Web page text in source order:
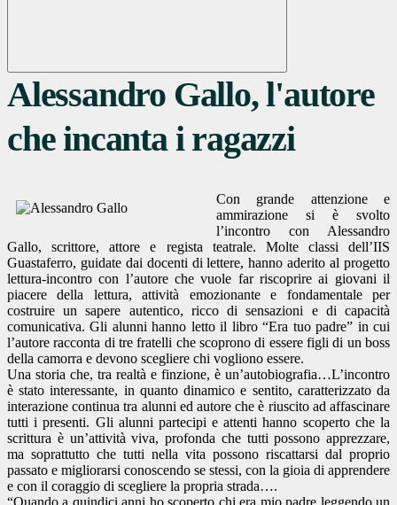
Alessandro Gallo, l'autore
che incanta i ragazzi
Con grande attenzione e
ammirazione si è svolto
l’incontro con Alessandro
Gallo, scrittore, attore e regista teatrale. Molte classi dell’IIS
Guastaferro, guidate dai docenti di lettere, hanno aderito al progetto
lettura-incontro con l’autore che vuole far riscoprire ai giovani il
piacere della lettura, attività emozionante e fondamentale per
costruire un sapere autentico, ricco di sensazioni e di capacità
comunicativa. Gli alunni hanno letto il libro “Era tuo padre” in cui
l’autore racconta di tre fratelli che scoprono di essere figli di un boss
della camorra e devono scegliere chi vogliono essere.
Una storia che, tra realtà e finzione, è un’autobiografia…L’incontro
è stato interessante, in quanto dinamico e sentito, caratterizzato da
interazione continua tra alunni ed autore che è riuscito ad affascinare
tutti i presenti. Gli alunni partecipi e attenti hanno scoperto che la
scrittura è un’attività viva, profonda che tutti possono apprezzare,
ma soprattutto che tutti nella vita possono riscattarsi dal proprio
passato e migliorarsi conoscendo se stessi, con la gioia di apprendere
e con il coraggio di scegliere la propria strada….
“Quando a quindici anni ho scoperto chi era mio padre leggendo un